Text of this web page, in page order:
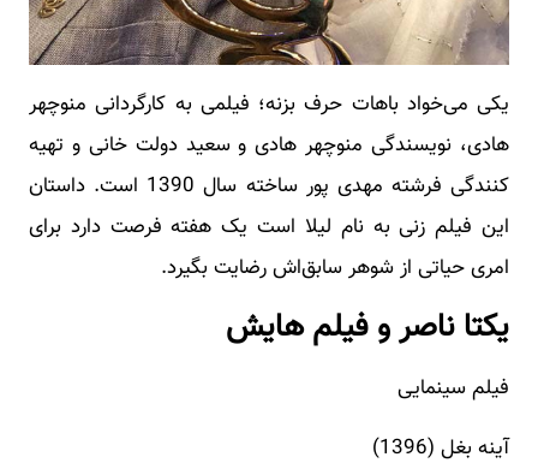
یکی می‌خواد باهات حرف بزنه؛ فیلمی به کارگردانی منوچهر
هادی، نویسندگی منوچهر هادی و سعید دولت خانی و تهیه
کنندگی فرشته مهدی پور ساخته سال 1390 است. داستان
این فیلم زنی به نام لیلا است یک هفته فرصت دارد برای
امری حیاتی از شوهر سابق‌اش رضایت بگیرد.
یکتا ناصر و فیلم هایش
فیلم سینمایی
آینه بغل (1396)